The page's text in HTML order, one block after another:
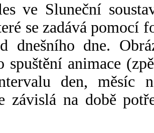
ve Sluneční
se zadává pomocí
dnešního dne.
spuštění animace
den, měsíc
závislá na době